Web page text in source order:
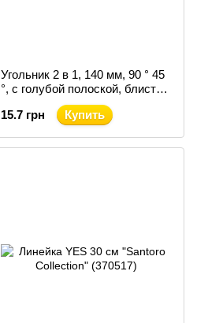
Угольник 2 в 1, 140 мм, 90 ° 45
°, с голубой полоской, блистер,
KIDS Line (ZB.5623-14)
15.7 грн
Купить